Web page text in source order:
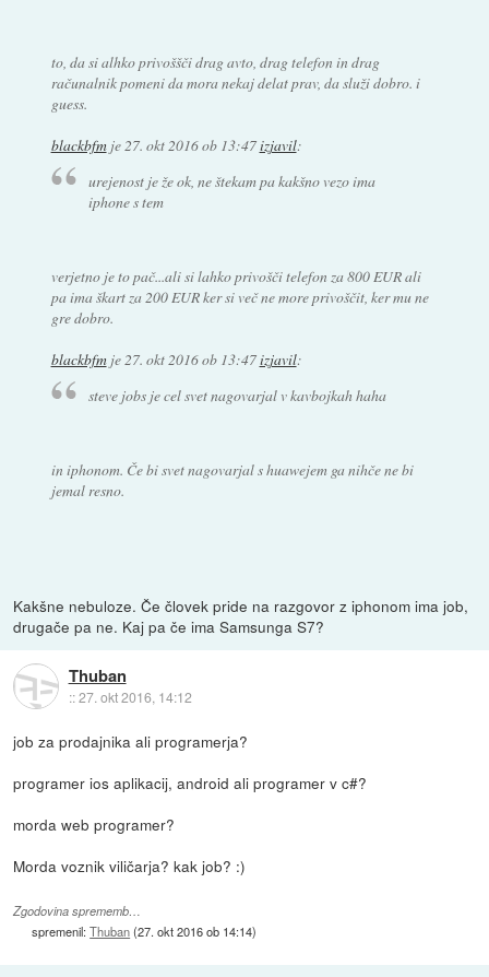
to, da si alhko privoššči drag avto, drag telefon in drag
računalnik pomeni da mora nekaj delat prav, da služi dobro. i
guess.
blackbfmje27. okt 2016 ob 13:47izjavil:
urejenost je že ok, ne štekam pa kakšno vezo ima
iphone s tem
verjetno je to pač...ali si lahko privošči telefon za 800 EUR ali
pa ima škart za 200 EUR ker si več ne more privoščit, ker mu ne
gre dobro.
blackbfmje27. okt 2016 ob 13:47izjavil:
steve jobs je cel svet nagovarjal v kavbojkah haha
in iphonom. Če bi svet nagovarjal s huawejem ga nihče ne bi
jemal resno.
Kakšne nebuloze. Če človek pride na razgovor z iphonom ima job,
drugače pa ne. Kaj pa če ima Samsunga S7?
Thuban
::27. okt 2016, 14:12
job za prodajnika ali programerja?
programer ios aplikacij, android ali programer v c#?
morda web programer?
Morda voznik viličarja? kak job? :)
Zgodovina sprememb…
spremenil:Thuban(27. okt 2016 ob 14:14)